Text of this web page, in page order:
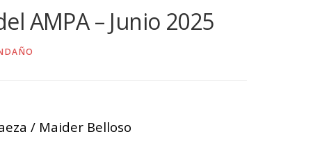
AMPA – Junio 2025
/ Maider Belloso